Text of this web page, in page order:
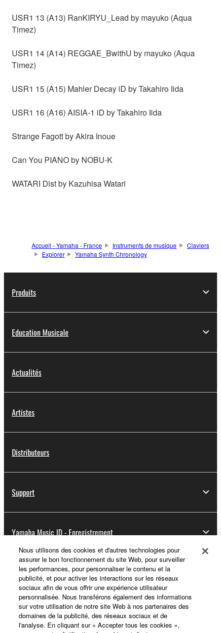
USR1 13 (A13) RanKIRYU_Lead by mayuko (Aqua
Timez)
USR1 14 (A14) REGGAE_BwithU by mayuko (Aqua
Timez)
USR1 15 (A15) Mahler Decay iD by Takahiro Iida
USR1 16 (A16) AISIA-1 iD by Takahiro Iida
Strange Fagott by Akira Inoue
Can You PIANO by NOBU-K
WATARI Dist by Kazuhisa Watari
Accueil - Yamaha - France Instruments de musique
Claviers
Explorer
Yamaha Synth Chronology
Produits
Education Musicale
Actualités
Artistes
Distributeurs
Support
Yamaha Music ID - Enregistrement
A propos de Yamaha
France - French
Professionnel
Nous utilisons des cookies et d'autres technologies pour
assurer le bon fonctionnement du site Web, pour surveiller
les performances, pour personnaliser le contenu et la
publicité, et pour activer les interactions sur les réseaux
sociaux afin de vous offrir une expérience utilisateur
personnalisée. Nous transférons également des informations
sur votre utilisation de notre site Web à nos partenaires des
domaines de la publicité, des réseaux sociaux et de
l'analyse. En cliquant sur « Accepter tous les cookies »,